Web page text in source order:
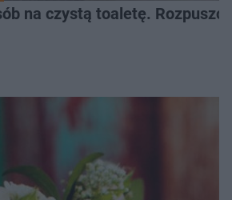
na czystą toaletę.